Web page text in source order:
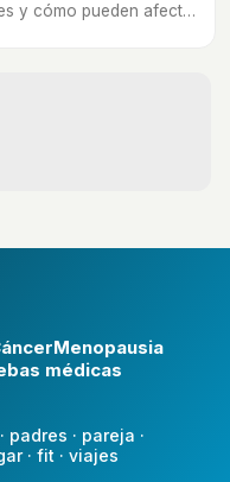
y cómo pueden afectar
Menopausia
médicas
· padres · pareja ·
· fit · viajes